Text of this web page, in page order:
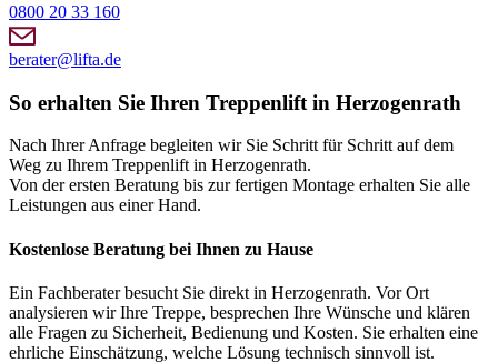
0800 20 33 160
berater@lifta.de
So erhalten Sie Ihren Treppenlift in Herzogenrath
Nach Ihrer Anfrage begleiten wir Sie Schritt für Schritt auf dem
Weg zu Ihrem Treppenlift in Herzogenrath.
Von der ersten Beratung bis zur fertigen Montage erhalten Sie alle
Leistungen aus einer Hand.
Kostenlose Beratung bei Ihnen zu Hause
Ein Fachberater besucht Sie direkt in Herzogenrath. Vor Ort
analysieren wir Ihre Treppe, besprechen Ihre Wünsche und klären
alle Fragen zu Sicherheit, Bedienung und Kosten. Sie erhalten eine
ehrliche Einschätzung, welche Lösung technisch sinnvoll ist.